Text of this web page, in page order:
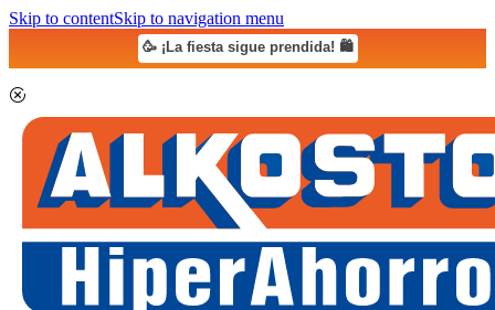
Skip to contentSkip to navigation menu
🥳 ¡La fiesta sigue prendida! 🛍️